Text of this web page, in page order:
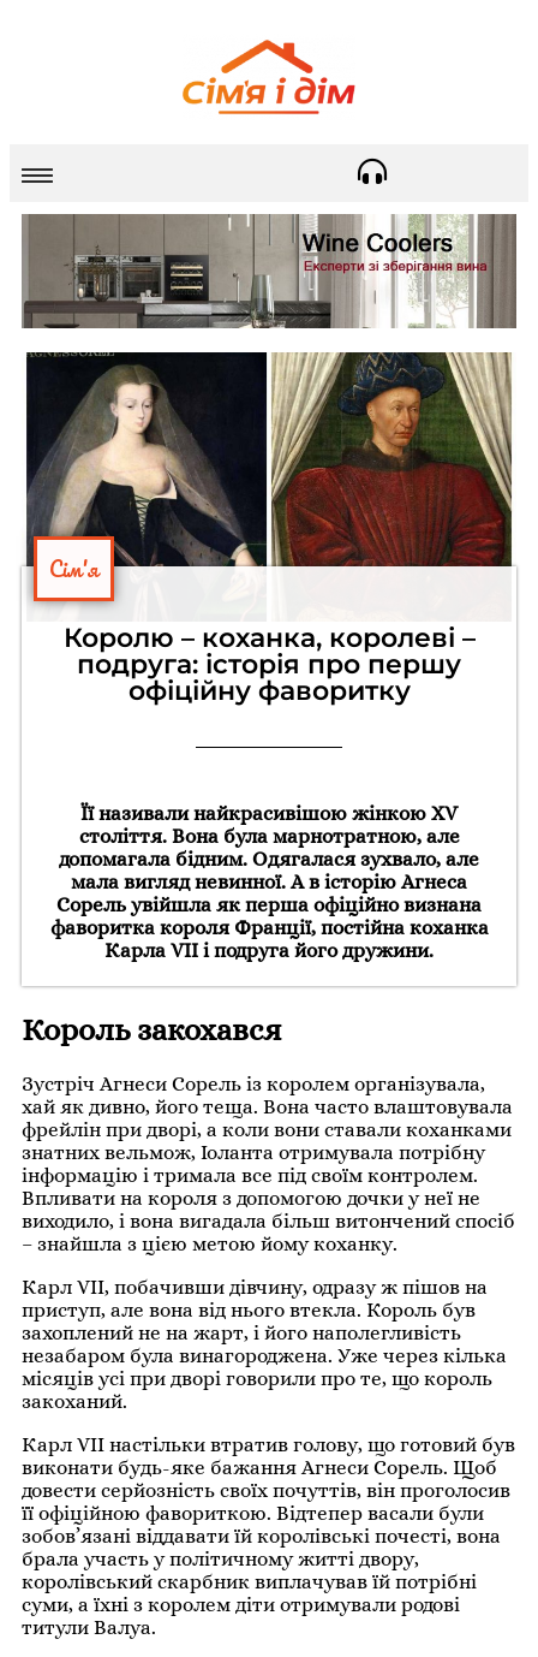
Сім'я
Королю – коханка, королеві –
подруга: історія про першу
офіційну фаворитку
Її називали найкрасивішою жінкою XV
століття. Вона була марнотратною, але
допомагала бідним. Одягалася зухвало, але
мала вигляд невинної. А в історію Агнеса
Сорель увійшла як перша офіційно визнана
фаворитка короля Франції, постійна коханка
Карла VII і подруга його дружини.
Король закохався
Зустріч Агнеси Сорель із королем організувала,
хай як дивно, його теща. Вона часто влаштовувала
фрейлін при дворі, а коли вони ставали коханками
знатних вельмож, Іоланта отримувала потрібну
інформацію і тримала все під своїм контролем.
Впливати на короля з допомогою дочки у неї не
виходило, і вона вигадала більш витончений спосіб
– знайшла з цією метою йому коханку.
Карл VII, побачивши дівчину, одразу ж пішов на
приступ, але вона від нього втекла. Король був
захоплений не на жарт, і його наполегливість
незабаром була винагороджена. Уже через кілька
місяців усі при дворі говорили про те, що король
закоханий.
Карл VII настільки втратив голову, що готовий був
виконати будь-яке бажання Агнеси Сорель. Щоб
довести серйозність своїх почуттів, він проголосив
її офіційною фавориткою. Відтепер васали були
зобов’язані віддавати їй королівські почесті, вона
брала участь у політичному житті двору,
королівський скарбник виплачував їй потрібні
суми, а їхні з королем діти отримували родові
титули Валуа.